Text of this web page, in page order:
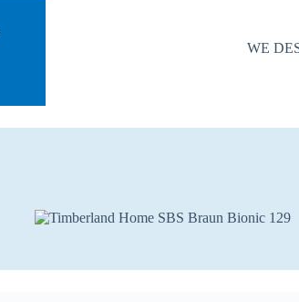
WE